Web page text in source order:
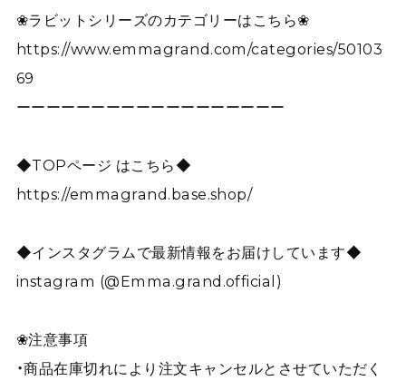
❀ラビットシリーズのカテゴリーはこちら❀
https://www.emmagrand.com/categories/50103
69
ーーーーーーーーーーーーーーーーーー
◆TOPページ はこちら◆
https://emmagrand.base.shop/
◆インスタグラムで最新情報をお届けしています◆
instagram (@Emma.grand.official)
❀注意事項
・商品在庫切れにより注文キャンセルとさせていただく